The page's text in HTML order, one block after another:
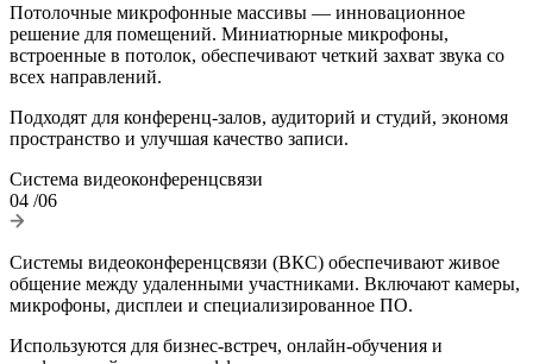
Потолочные микрофонные массивы — инновационное
решение для помещений. Миниатюрные микрофоны,
встроенные в потолок, обеспечивают четкий захват звука со
всех направлений.
Подходят для конференц-залов, аудиторий и студий, экономя
пространство и улучшая качество записи.
Система видеоконференцсвязи
04 /06
Системы видеоконференцсвязи (ВКС) обеспечивают живое
общение между удаленными участниками. Включают камеры,
микрофоны, дисплеи и специализированное ПО.
Используются для бизнес-встреч, онлайн-обучения и